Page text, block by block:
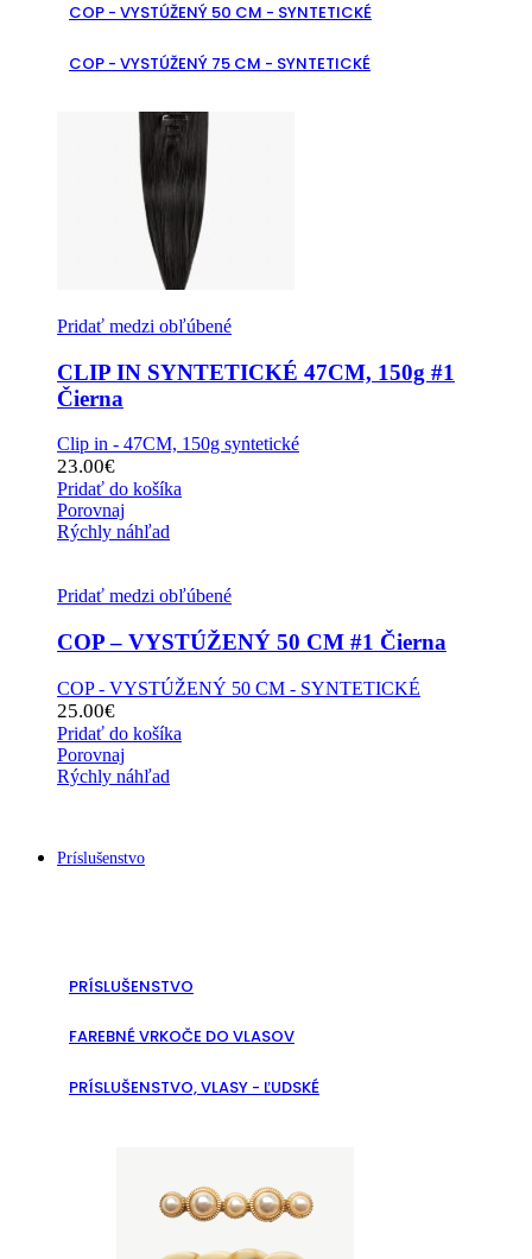
COP - VYSTÚŽENÝ 50 CM - SYNTETICKÉ
COP - VYSTÚŽENÝ 75 CM - SYNTETICKÉ
Pridať medzi obľúbené
CLIP IN SYNTETICKÉ 47CM, 150g #1
Čierna
Clip in - 47CM, 150g syntetické
23.00€
Pridať do košíka
Porovnaj
Rýchly náhľad
Pridať medzi obľúbené
COP – VYSTÚŽENÝ 50 CM #1 Čierna
COP - VYSTÚŽENÝ 50 CM - SYNTETICKÉ
25.00€
Pridať do košíka
Porovnaj
Rýchly náhľad
Príslušenstvo
PRÍSLUŠENSTVO
FAREBNÉ VRKOČE DO VLASOV
PRÍSLUŠENSTVO, VLASY - ĽUDSKÉ